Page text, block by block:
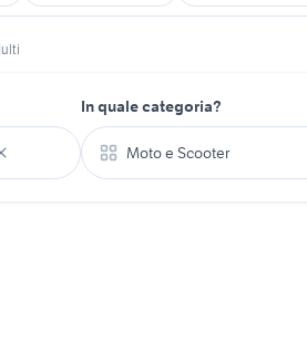
In quale categoria?
Moto e Scooter